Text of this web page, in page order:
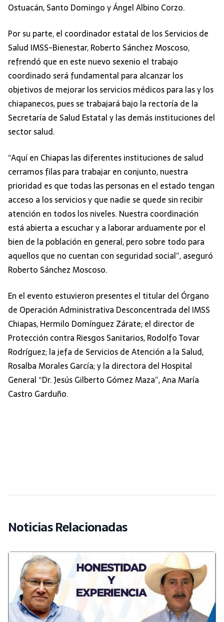
Ostuacán, Santo Domingo y Ángel Albino Corzo.
Por su parte, el coordinador estatal de los Servicios de
Salud IMSS-Bienestar, Roberto Sánchez Moscoso,
refrendó que en este nuevo sexenio el trabajo
coordinado será fundamental para alcanzar los
objetivos de mejorar los servicios médicos para las y los
chiapanecos, pues se trabajará bajo la rectoría de la
Secretaría de Salud Estatal y las demás instituciones del
sector salud.
“Aquí en Chiapas las diferentes instituciones de salud
cerramos filas para trabajar en conjunto, nuestra
prioridad es que todas las personas en el estado tengan
acceso a los servicios y que nadie se quede sin recibir
atención en todos los niveles. Nuestra coordinación
está abierta a escuchar y a laborar arduamente por el
bien de la población en general, pero sobre todo para
aquellos que no cuentan con seguridad social”, aseguró
Roberto Sánchez Moscoso.
En el evento estuvieron presentes el titular del Órgano
de Operación Administrativa Desconcentrada del IMSS
Chiapas, Hermilo Domínguez Zárate; el director de
Protección contra Riesgos Sanitarios, Rodolfo Tovar
Rodríguez; la jefa de Servicios de Atención a la Salud,
Rosalba Morales García; y la directora del Hospital
General “Dr. Jesús Gilberto Gómez Maza”, Ana María
Castro Garduño.
Noticias Relacionadas